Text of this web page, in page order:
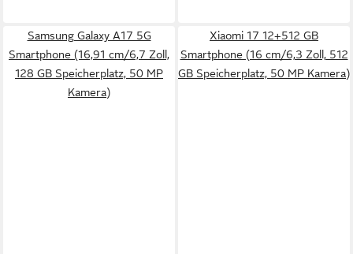
Samsung Galaxy A17 5G
Smartphone (16,91 cm/6,7 Zoll,
128 GB Speicherplatz, 50 MP
Kamera)
Xiaomi 17 12+512 GB
Smartphone (16 cm/6,3 Zoll, 512
GB Speicherplatz, 50 MP Kamera)